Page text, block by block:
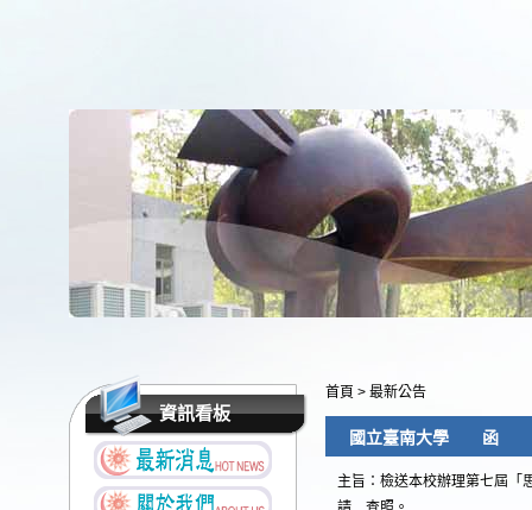
資訊看板
首頁 > 最新公告
國立臺南大學 函
主旨：檢送本校辦理第七屆